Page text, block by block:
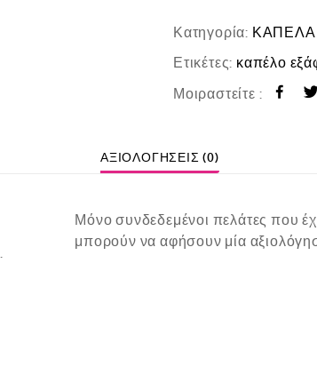
Κατηγορία: ΚΑΠΕΛΑ
Ετικέτες: καπέλο
Μοιραστείτε :
ΑΞΙΟΛΟΓΉΣΕΙΣ (0)
Μόνο συνδεδεμένοι πελάτες που
μπορούν να αφήσουν μία